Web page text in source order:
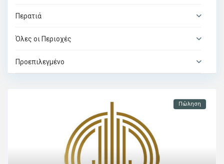
Περατιά
Όλες οι Περιοχές
Προεπιλεγμένο
Πώληση